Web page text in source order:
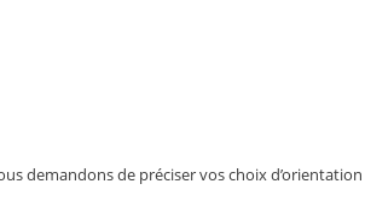
demandons de préciser vos choix